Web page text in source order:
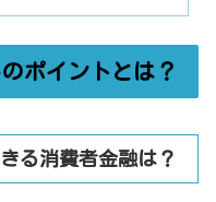
ポイントとは？
る消費者金融は？